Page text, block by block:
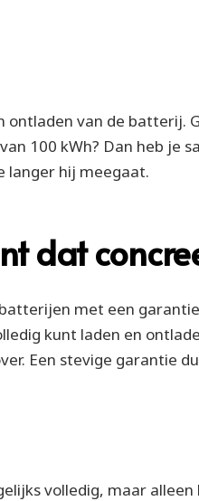
ontladen van de batterij.
100 kWh? Dan heb je
langer hij meegaat.
dat
met een
kunt laden en
Een stevige garantie
volledig, maar